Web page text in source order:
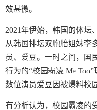
效甚微。
2021年伊始，韩国的体坛
从韩国排坛双胞胎姐妹李
员、爱豆。一时之间，国
行为的“校园霸凌 Me
数位演员爱豆因被爆料校
有分析认为，校园霸凌的